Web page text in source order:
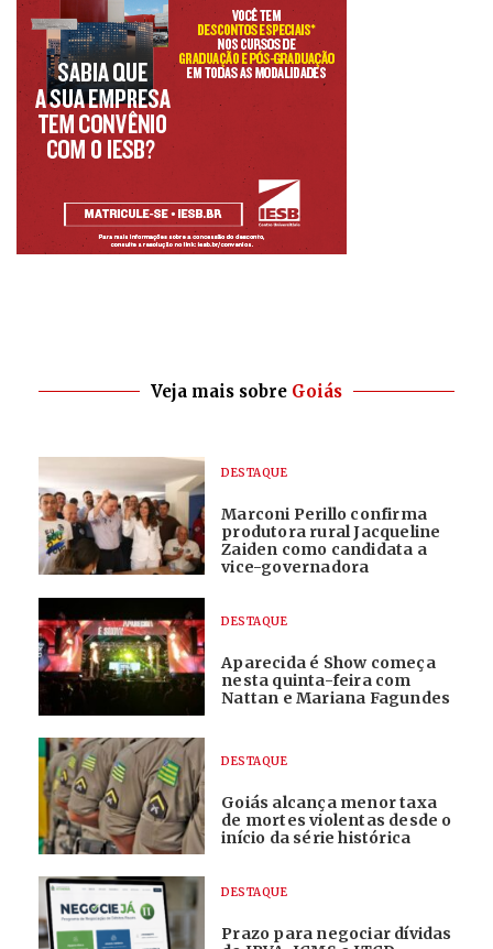
Veja mais sobre Goiás
DESTAQUE
Marconi Perillo confirma
produtora rural Jacqueline
Zaiden como candidata a
vice-governadora
DESTAQUE
Aparecida é Show começa
nesta quinta-feira com
Nattan e Mariana Fagundes
DESTAQUE
Goiás alcança menor taxa
de mortes violentas desde o
início da série histórica
DESTAQUE
Prazo para negociar dívidas